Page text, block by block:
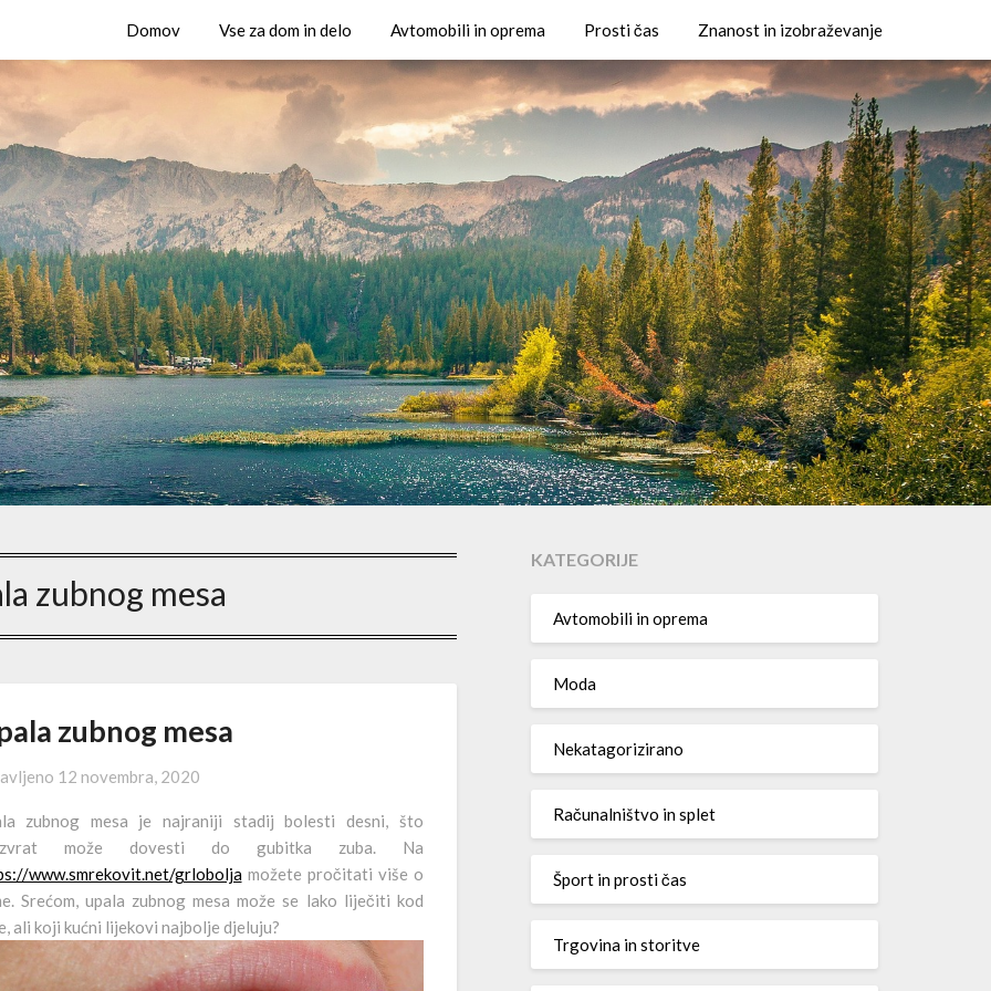
Domov Vse za dom in delo Avtomobili in oprema Prosti čas Znanost in izobraževanje
zubnog mesa
zubnog mesa
12 novembra, 2020
zubnog mesa je najraniji stadij bolesti desni, što
može dovesti do gubitka zuba. Na
www.smrekovit.net/grloboljamožete pročitati više o
Srećom, upala zubnog mesa može se lako liječiti kod
ali koji kućni lijekovi najbolje djeluju?
KATEGORIJE
Avtomobili in oprema
Moda
Nekatagorizirano
Računalništvo in splet
Šport in prosti čas
Trgovina in storitve